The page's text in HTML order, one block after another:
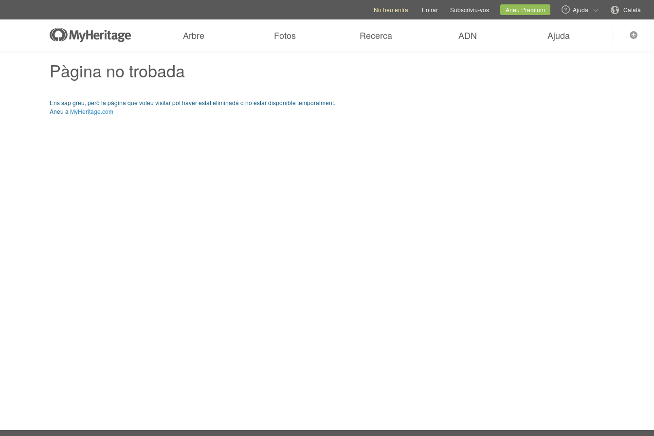
Canviar lloc web familiarLloc actual Canvieu idioma
No heu entrat Entrar Subscriviu-vos Aneu Premium Ajuda Català
Arbre Fotos Recerca ADN Ajuda
Pàgina no trobada
Ens sap greu, però la pàgina que voleu visitar pot haver estat eliminada o no estar disponible temporalment.
Aneu a MyHeritage.com